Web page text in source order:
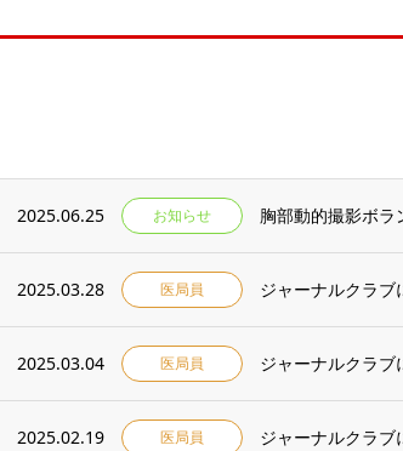
2025.06.25 お知らせ 胸部動的撮影ボラ
2025.03.28 医局員 ジャーナルクラ
2025.03.04 医局員 ジャーナルクラ
2025.02.19 医局員 ジャーナルクラ